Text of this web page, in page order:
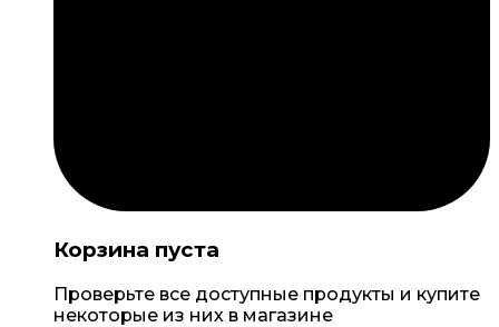
Корзина пуста
Проверьте все доступные продукты и купите
некоторые из них в магазине